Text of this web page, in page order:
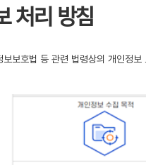
처리 방침
보호법 등 관련 법령상의 개인정